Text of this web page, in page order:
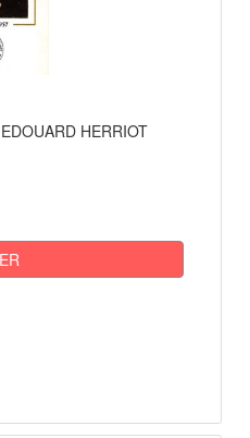
HERRIOT